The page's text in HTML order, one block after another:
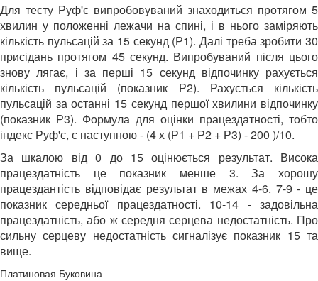
Для тесту Руф'є випробовуваний знаходиться протягом 5
хвилин у положенні лежачи на спині, і в нього заміряють
кількість пульсацій за 15 секунд (Р1). Далі треба зробити 30
присідань протягом 45 секунд. Випробуваний після цього
знову лягає, і за перші 15 секунд відпочинку рахується
кількість пульсацій (показник Р2). Рахується кількість
пульсацій за останні 15 секунд першої хвилини відпочинку
(показник Р3). Формула для оцінки працездатності, тобто
індекс Руф'є, є наступною - (4 х (Р1 + Р2 + Р3) - 200 )/10.
За шкалою від 0 до 15 оцінюється результат. Висока
працездатність це показник менше 3. За хорошу
працездантість відповідає результат в межах 4-6. 7-9 - це
показник середньої працездатності. 10-14 - задовільна
працездатність, або ж середня серцева недостатність. Про
сильну серцеву недостатність сигналізує показник 15 та
вище.
Платиновая Буковина